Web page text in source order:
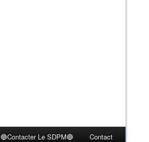
🔵Contacter Le SDPM🔵 Contact